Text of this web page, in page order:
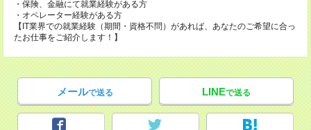
・保険、金融にて就業経験がある方
・オペレーター経験がある方
【IT業界での就業経験（期間・資格不問）があれば、あなたのご希望に合っ
たお仕事をご紹介します！】
メールで送る LINEで送る